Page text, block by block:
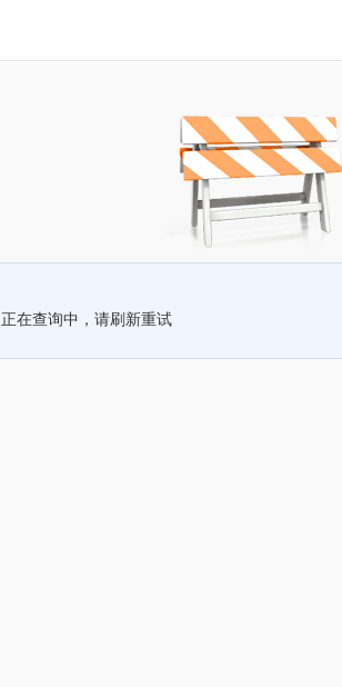
正在查询中，请刷新重试